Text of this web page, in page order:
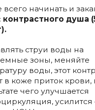
начинать и
контрастного душа
струи воды на
зоны, меняйте
воды, этот
в коже приток крови,
чего улучшается